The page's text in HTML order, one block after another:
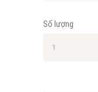
Số lượng